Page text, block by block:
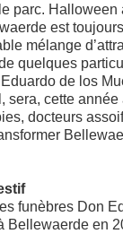
parc. Halloween
est
mélange
quelques
de los
sera, cette année
docteurs
funèbres Don
Bellewaerde en